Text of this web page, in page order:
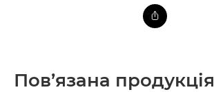
Пов’язана продукція